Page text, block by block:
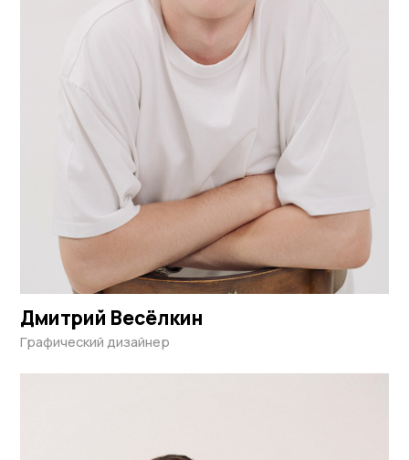
Дмитрий Весёлкин
Графический дизайнер